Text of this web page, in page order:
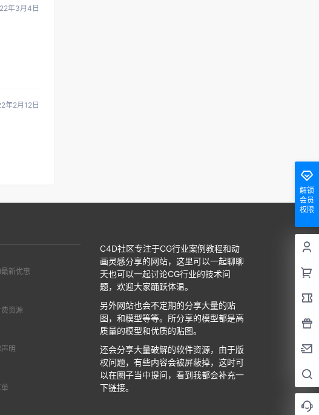
22年3月4日
年2月12日
解锁
会员
权限
新优惠
资源
明
C4D社区专注于CG行业案例教程和动
画灵感分享的网站，这里可以一起聊聊
天也可以一起讨论CG行业的技术问
题，欢迎大家踊跃体温。
另外网站也会不定期的分享大量的贴
图，和模型等等。所分享的模型都是高
质量的模型和优质的贴图。
还会分享大量破解的软件资源，由于版
权问题，有些内容会被屏蔽掉，这时可
以在圈子当中提问，看到我都会补充一
下链接。